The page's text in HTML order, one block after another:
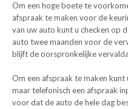
Om een hoge boete te
afspraak te maken voor de
van uw auto kunt u checken op
auto twee maanden voor de
blijft de oorspronkelijke
Om een afspraak te maken
maar telefonisch een afspraak
voor dat de auto de hele dag